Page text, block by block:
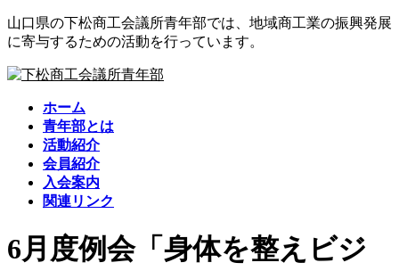
コ
ン
ン
ナ
ビ
ー
山口県の下松商工会議所青年部では、地域商工業の振興発展
に寄与するための活動を行っています。
ホーム
青年部とは
活動紹介
会員紹介
入会案内
関連リンク
6月度例会「身体を整えビジ